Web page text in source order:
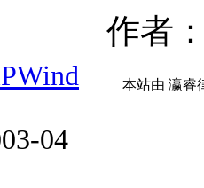
作者
04
本站由 瀛睿